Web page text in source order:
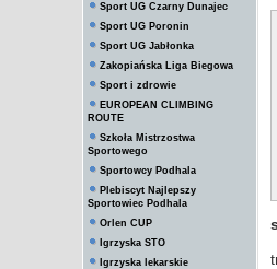
Sport UG Czarny Dunajec
Sport UG Poronin
Sport UG Jabłonka
Zakopiańska Liga Biegowa
Sport i zdrowie
EUROPEAN CLIMBING
ROUTE
Szkoła Mistrzostwa
Sportowego
Sportowcy Podhala
Plebiscyt Najlepszy
Sportowiec Podhala
Orlen CUP
Igrzyska STO
Igrzyska lekarskie